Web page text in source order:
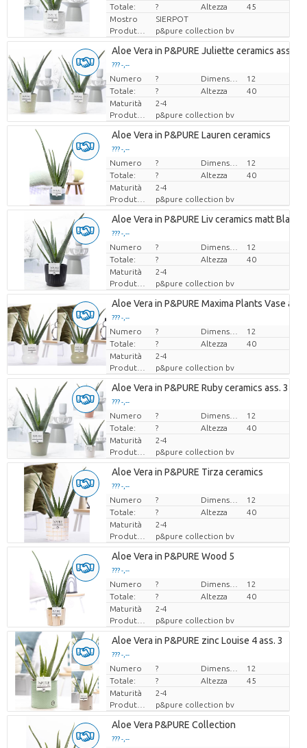
Totale:
? Altezza
45
Mostro
SIERPOT
Produttore
p&pure collection bv
Aloe Vera in P&PURE Juliette ceramics ass.2
??? -,--
Prezzo x uno
Numero ?
12
Totale:
? Altezza
40
Maturità
2-4
Produttore
p&pure collection bv
Aloe Vera in P&PURE Lauren ceramics
??? -,--
Prezzo x uno
Numero ?
12
Totale:
? Altezza
40
Maturità
2-4
Produttore
p&pure collection bv
Aloe Vera in P&PURE Liv ceramics matt Black
??? -,--
Prezzo x uno
Numero ?
12
Totale:
? Altezza
40
Maturità
2-4
Produttore
p&pure collection bv
Aloe Vera in P&PURE Maxima Plants Vase ass.
??? -,--
Prezzo x uno
Numero ?
12
Totale:
? Altezza
40
Maturità
2-4
Produttore
p&pure collection bv
Aloe Vera in P&PURE Ruby ceramics ass. 3
??? -,--
Prezzo x uno
Numero ?
12
Totale:
? Altezza
40
Maturità
2-4
Produttore
p&pure collection bv
Aloe Vera in P&PURE Tirza ceramics
??? -,--
Prezzo x uno
Numero ?
12
Totale:
? Altezza
40
Maturità
2-4
Produttore
p&pure collection bv
Aloe Vera in P&PURE Wood 5
??? -,--
Prezzo x uno
Numero ?
12
Totale:
? Altezza
40
Maturità
2-4
Produttore
p&pure collection bv
Aloe Vera in P&PURE zinc Louise 4 ass. 3
??? -,--
Prezzo x uno
Numero ?
12
Totale:
? Altezza
45
Maturità
2-4
Produttore
p&pure collection bv
Aloe Vera P&PURE Collection
??? -,--